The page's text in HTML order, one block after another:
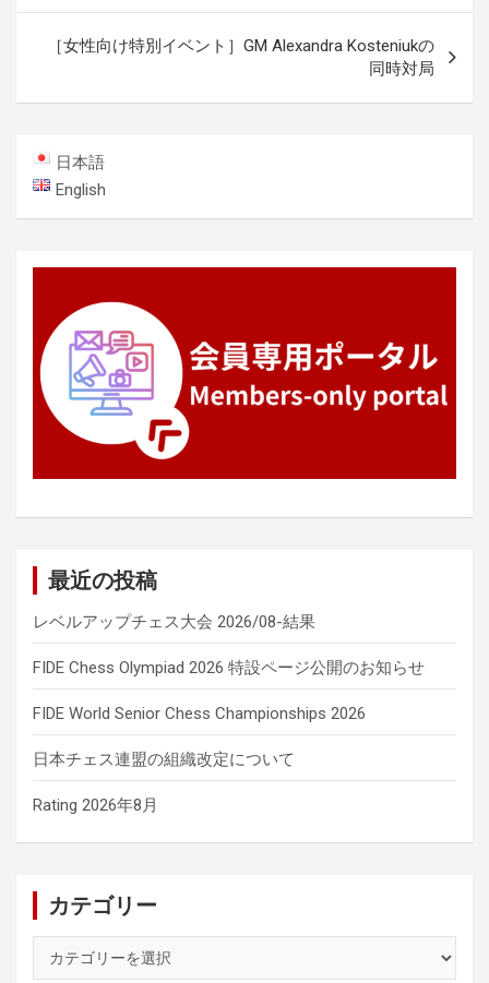
ゲ
シ
［女性向け特別イベント］GM Alexandra Kosteniukの
同時対局
日本語
English
最近の投稿
レベルアップチェス大会 2026/08-結果
FIDE Chess Olympiad 2026 特設ページ公開のお知らせ
FIDE World Senior Chess Championships 2026
日本チェス連盟の組織改定について
Rating 2026年8月
カテゴリー